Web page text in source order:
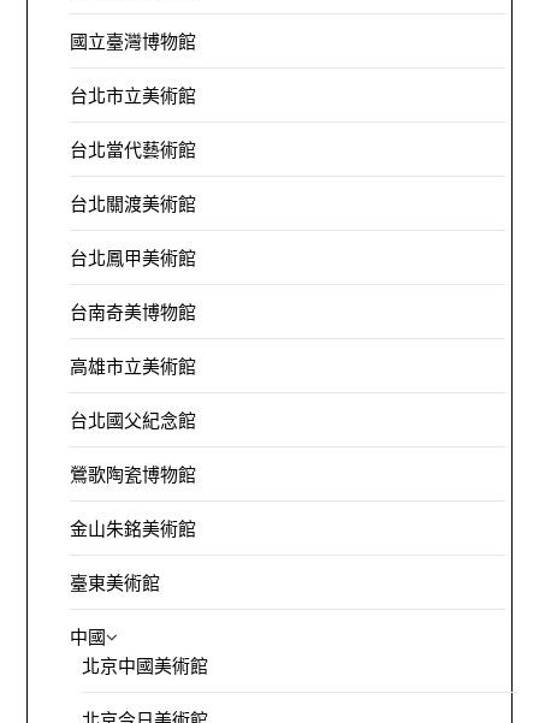
國立臺灣博物館
台北市立美術館
台北當代藝術館
台北關渡美術館
台北鳳甲美術館
台南奇美博物館
高雄市立美術館
台北國父紀念館
鶯歌陶瓷博物館
金山朱銘美術館
臺東美術館
中國
北京中國美術館